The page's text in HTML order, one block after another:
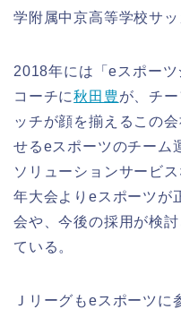
学附属中京高等学校サ
2018年には「eスポー
コーチに秋田豊が、チ
ッチが顔を揃えるこの
せるeスポーツのチーム
ソリューションサービ
年大会よりeスポーツが
会や、今後の採用が検
ている。
Ｊリーグもeスポーツ